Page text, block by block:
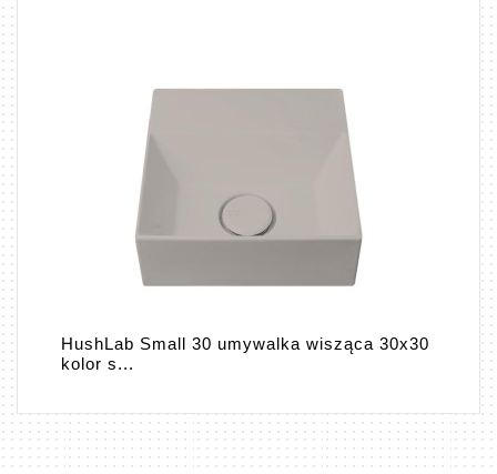
HushLab Small 30 umywalka wisząca 30x30
kolor s...